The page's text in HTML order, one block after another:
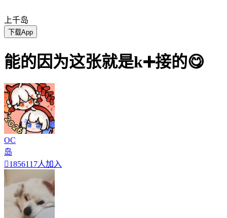
上千岛
下载App
能的因为这张就是k➕接的😋
OC
岛
1856117人加入